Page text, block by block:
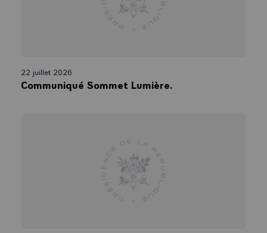
22 juillet 2026
Communiqué Sommet Lumière.